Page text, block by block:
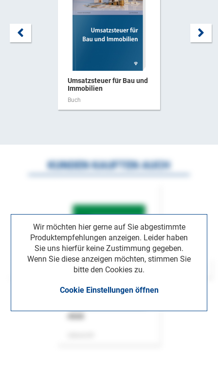
Umsatzsteuer für Bau und
Immobilien
Buch
Wir möchten hier gerne auf Sie abgestimmte
Produktempfehlungen anzeigen. Leider haben
Sie uns hierfür keine Zustimmung gegeben.
Wenn Sie diese anzeigen möchten, stimmen Sie
bitte den Cookies zu.
Cookie Einstellungen öffnen
KUNDEN KAUFTEN AUCH